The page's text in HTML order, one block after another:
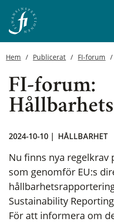
Hem Publicerat FI-forum
FI-forum:
2024-10-10 | HÅLLBARHET
Nu finns nya regelkrav
som genomför EU:s
Sustainability
För att informera om